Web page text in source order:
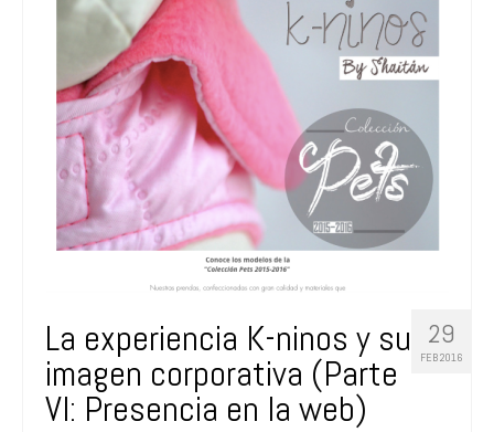
29
FEB 2016
La experiencia K-ninos y su
imagen corporativa (Parte
VI: Presencia en la web)